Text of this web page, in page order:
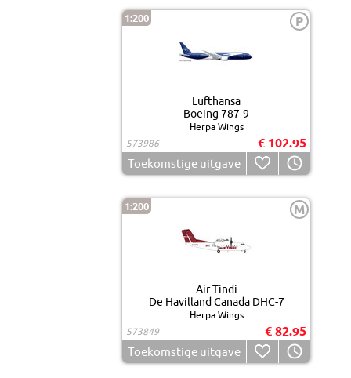
1:200 P
Lufthansa
Boeing 787-9
Herpa Wings
573986
€ 102.95
Toekomstige uitgave
1:200 M
Air Tindi
De Havilland Canada DHC-7
Herpa Wings
573849
€ 82.95
Toekomstige uitgave